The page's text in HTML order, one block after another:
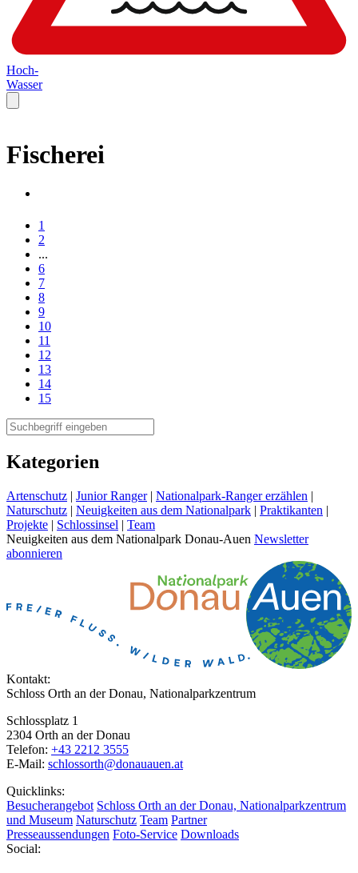
Hoch-
Wasser
Fischerei
1
2
...
6
7
8
9
10
11
12
13
14
15
Kategorien
Artenschutz | Junior Ranger | Nationalpark-Ranger erzählen |
Naturschutz | Neuigkeiten aus dem Nationalpark | Praktikanten |
Projekte | Schlossinsel | Team
Neuigkeiten aus dem Nationalpark Donau-Auen Newsletter
abonnieren
Kontakt:
Schloss Orth an der Donau, Nationalparkzentrum
Schlossplatz 1
2304 Orth an der Donau
Telefon: +43 2212 3555
E-Mail: schlossorth@donauauen.at
Quicklinks:
Besucherangebot Schloss Orth an der Donau, Nationalparkzentrum
und Museum Naturschutz Team Partner
Presseaussendungen Foto-Service Downloads
Social: